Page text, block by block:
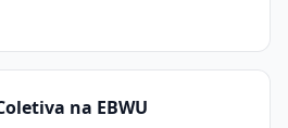
na EBWU